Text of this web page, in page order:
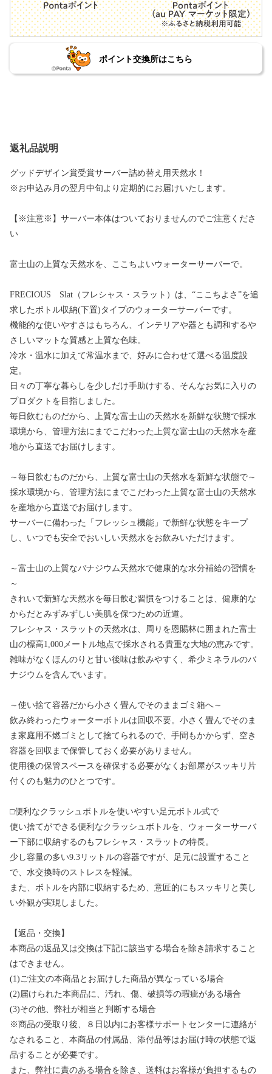
ポイント交換所はこちら
返礼品説明
グッドデザイン賞受賞サーバー詰め替え用天然水！
※お申込み月の翌月中旬より定期的にお届けいたします。
【※注意※】サーバー本体はついておりませんのでご注意くださ
い
富士山の上質な天然水を、ここちよいウォーターサーバーで。
FRECIOUS Slat（フレシャス・スラット）は、“ここちよさ”を追
求したボトル収納(下置)タイプのウォーターサーバーです。
機能的な使いやすさはもちろん、インテリアや器とも調和するや
さしいマットな質感と上質な色味。
冷水・温水に加えて常温水まで、好みに合わせて選べる温度設
定。
日々の丁寧な暮らしを少しだけ手助けする、そんなお気に入りの
プロダクトを目指しました。
毎日飲むものだから、上質な富士山の天然水を新鮮な状態で採水
環境から、管理方法にまでこだわった上質な富士山の天然水を産
地から直送でお届けします。
～毎日飲むものだから、上質な富士山の天然水を新鮮な状態で～
採水環境から、管理方法にまでこだわった上質な富士山の天然水
を産地から直送でお届けします。
サーバーに備わった「フレッシュ機能」で新鮮な状態をキープ
し、いつでも安全でおいしい天然水をお飲みいただけます。
～富士山の上質なバナジウム天然水で健康的な水分補給の習慣を
～
きれいで新鮮な天然水を毎日飲む習慣をつけることは、健康的な
からだとみずみずしい美肌を保つための近道。
フレシャス・スラットの天然水は、周りを恩賜林に囲まれた富士
山の標高1,000メートル地点で採水される貴重な大地の恵みです。
雑味がなくほんのりと甘い後味は飲みやすく、希少ミネラルのバ
ナジウムを含んでいます。
～使い捨て容器だから小さく畳んでそのままゴミ箱へ～
飲み終わったウォーターボトルは回収不要。小さく畳んでそのま
ま家庭用不燃ゴミとして捨てられるので、手間もかからず、空き
容器を回収まで保管しておく必要がありません。
使用後の保管スペースを確保する必要がなくお部屋がスッキリ片
付くのも魅力のひとつです。
□便利なクラッシュボトルを使いやすい足元ボトル式で
使い捨てができる便利なクラッシュボトルを、ウォーターサーバ
ー下部に収納するのもフレシャス・スラットの特長。
少し容量の多い9.3リットルの容器ですが、足元に設置すること
で、水交換時のストレスを軽減。
また、ボトルを内部に収納するため、意匠的にもスッキリと美し
い外観が実現しました。
【返品・交換】
本商品の返品又は交換は下記に該当する場合を除き請求すること
はできません。
(1)ご注文の本商品とお届けした商品が異なっている場合
(2)届けられた本商品に、汚れ、傷、破損等の瑕疵がある場合
(3)その他、弊社が相当と判断する場合
※商品の受取り後、８日以内にお客様サポートセンターに連絡が
なされること、本商品の付属品、添付品等はお届け時の状態で返
品することが必要です。
また、弊社に責のある場合を除き、送料はお客様が負担するもの